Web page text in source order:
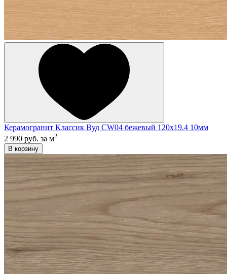
Керамогранит Классик Вуд CW04 бежевый 120x19.4 10мм
2 990 руб. за м2
В корзину